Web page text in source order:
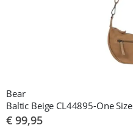
Bear
Baltic Beige CL44895-One Size
€ 99,95